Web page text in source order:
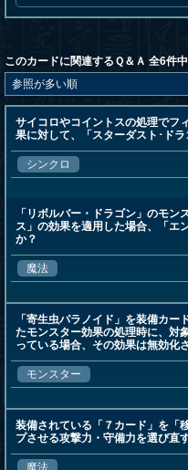
このカードに関連するＱ＆Ａ 全6件
サイコロやコイントスの処理でフ
果に対して、「スターダスト･ド
シンクロ
「リボルバー・ドラゴン」のモ
ス」の効果を適用した場合、「エ
か？
魔法
「寄生虫パラノイド」を装備カ
たモンスター効果の処理時に、対
っている場合、その効果は無効化
モンスター
装備されている「７カード」を「
プさせる攻撃力・守備力を選び直